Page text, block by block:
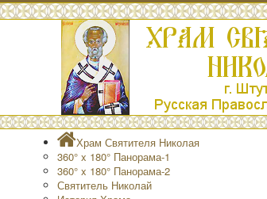
Храм Святителя Николая
360° x 180° Панорама-1
360° x 180° Панорама-2
Святитель Николай